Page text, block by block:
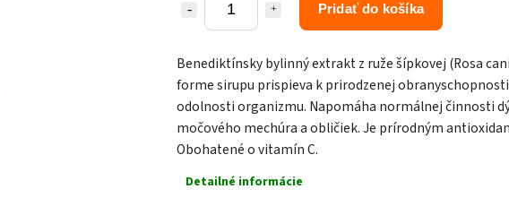
Pridať do košíka
Benediktínsky bylinný extrakt z ruže šípkovej (Rosa
forme sirupu prispieva k prirodzenej
odolnosti organizmu. Napomáha normálnej činnosti
močového mechúra a obličiek. Je prírodným
Obohatené o vitamín C.
Detailné informácie